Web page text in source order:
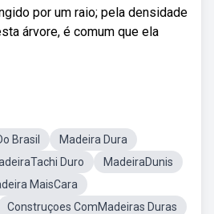
por um raio; pela densidade
árvore, é comum que ela
Brasil
Madeira Dura
Duro
MadeiraDunis
MaisCara
Construçoes ComMadeiras Duras